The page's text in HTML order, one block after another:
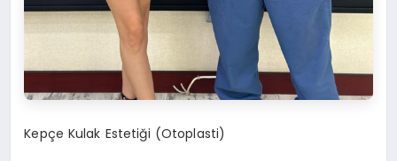
Kepçe Kulak Estetiği (Otoplasti)